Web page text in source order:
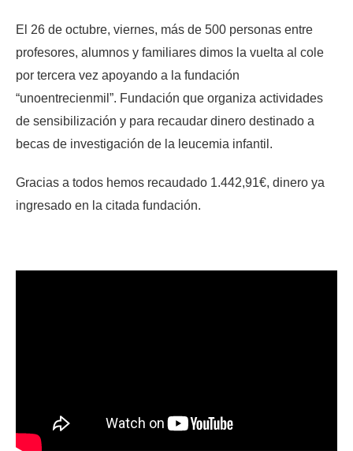
El 26 de octubre, viernes, más de 500 personas entre
profesores, alumnos y familiares dimos la vuelta al cole
por tercera vez apoyando a la fundación
“unoentrecienmil”. Fundación que organiza actividades
de sensibilización y para recaudar dinero destinado a
becas de investigación de la leucemia infantil.
Gracias a todos hemos recaudado 1.442,91€, dinero ya
ingresado en la citada fundación.